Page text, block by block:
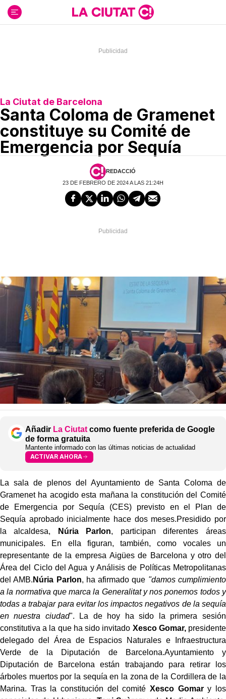
contenido
La Ciutat de Barcelona
Santa Coloma de Gramenet
constituye su Comité de
Emergencia por Sequía
REDACCIÓ
23 DE FEBRERO DE 2024 A LAS 21:24H
Añadir La Ciutat como fuente preferida de Google
de forma gratuita
Mantente informado con las últimas noticias de actualidad
ACTIVAR AHORA
La sala de plenos del Ayuntamiento de Santa Coloma de
Gramenet ha acogido esta mañana la constitución del Comité
de Emergencia por Sequía (CES) previsto en el Plan de
Sequía aprobado inicialmente hace dos meses.Presidido por
la alcaldesa,
Núria Parlon, participan diferentes áreas
municipales. En ella figuran, también, como vocales un
representante de la empresa Aigües de Barcelona y otro del
Área del Ciclo del Agua y Análisis de Políticas Metropolitanas
del AMB. Núria Parlon, ha afirmado que "damos cumplimiento
a la normativa que marca la Generalitat y nos ponemos todos y
todas a trabajar para evitar los impactos negativos de la sequía
en nuestra ciudad". La de hoy ha sido la primera sesión
constitutiva a la que ha sido invitado Xesco Gomar,presidente
delegado del Área de Espacios Naturales e Infraestructura
Verde de la Diputación de Barcelona.Ayuntamiento y
Diputación de Barcelona están trabajando para retirar los
árboles muertos por la sequía en la zona de la Cordillera de la
Marina. Tras la constitución del comité Xesco Gomary los